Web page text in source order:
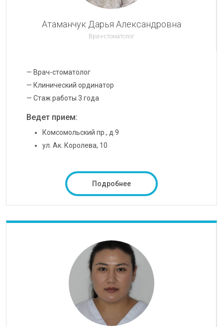
Атаманчук Дарья Александровна
Врач-стоматолог
— Врач-стоматолог
— Клинический ординатор
— Стаж работы 3 года
Ведет прием:
Комсомольский пр., д.9
ул. Ак. Королева, 10
Подробнее